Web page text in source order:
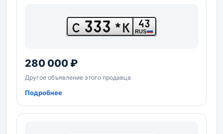
С 333 *К 43
RUS
280 000 ₽
Другое объявление этого продавца
Подробнее